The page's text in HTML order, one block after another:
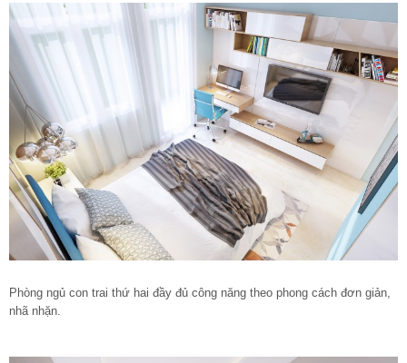
Phòng ngủ con trai thứ hai đầy đủ công năng theo phong cách đơn giản,
nhã nhặn.